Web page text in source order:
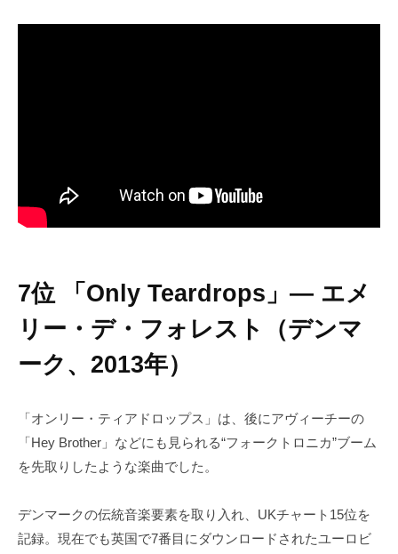
7位 「Only Teardrops」― エメ
リー・デ・フォレスト（デンマ
ーク、2013年）
「オンリー・ティアドロップス」は、後にアヴィーチーの
「Hey Brother」などにも見られる“フォークトロニカ”ブーム
を先取りしたような楽曲でした。
デンマークの伝統音楽要素を取り入れ、UKチャート15位を
記録。現在でも英国で7番目にダウンロードされたユーロビ